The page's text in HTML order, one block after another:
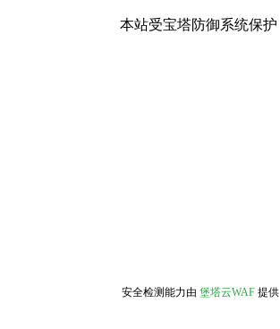
本站受宝塔防御系统保护
安全检测能力由 堡塔云WAF 提供